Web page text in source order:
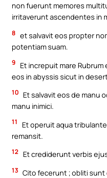
non fuerunt memores
irritaverunt ascendentes in
8 et salvavit eos propter
potentiam suam.
9
Et increpuit mare
eos in abyssis sicut in
10 Et salvavit eos de manu
manu inimici.
11
Et operuit aqua
remansit.
12 Et crediderunt verbis
13 Cito fecerunt ; obliti sunt